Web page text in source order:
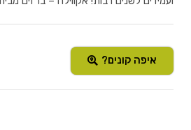
איפה קונים?